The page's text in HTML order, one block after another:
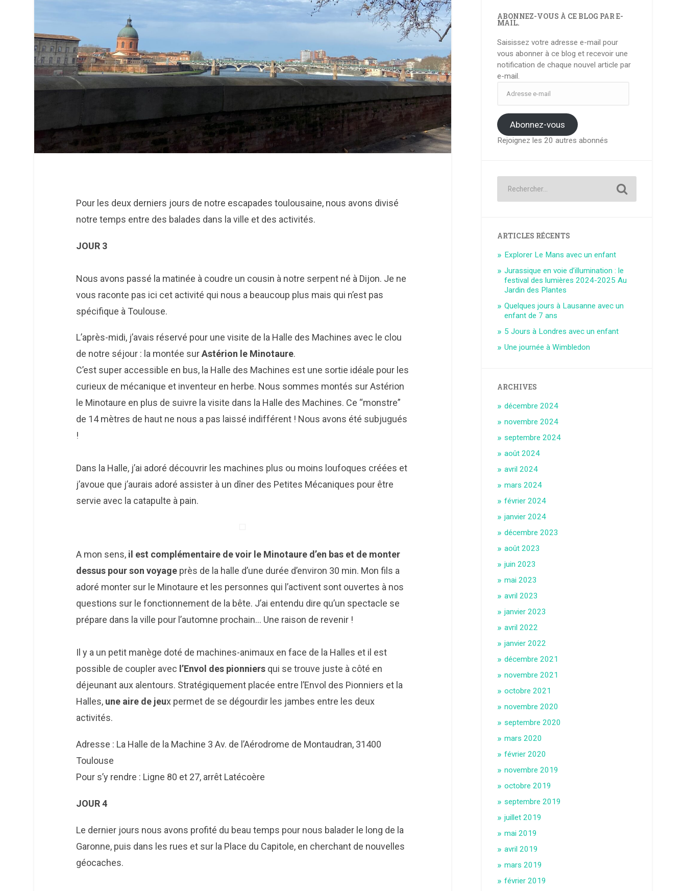
Pour les deux derniers jours de notre escapades toulousaine, nous avons divisé
notre temps entre des balades dans la ville et des activités.
JOUR 3
Nous avons passé la matinée à coudre un cousin à notre serpent né à Dijon. Je ne
vous raconte pas ici cet activité qui nous a beaucoup plus mais qui n’est pas
spécifique à Toulouse.
L’après-midi, j’avais réservé pour une visite de la Halle des Machines avec le clou
de notre séjour : la montée surAstérion le Minotaure.
C’est super accessible en bus, la Halle des Machines est une sortie idéale pour les
curieux de mécanique et inventeur en herbe. Nous sommes montés sur Astérion
le Minotaure en plus de suivre la visite dans la Halle des Machines. Ce “monstre”
de 14 mètres de haut ne nous a pas laissé indifférent ! Nous avons été subjugués
!
Dans la Halle, j’ai adoré découvrir les machines plus ou moins loufoques créées et
j’avoue que j’aurais adoré assister à un dîner des Petites Mécaniques pour être
servie avec la catapulte à pain.
A mon sens, il est complémentaire de voir le Minotaure d’en bas et de monter
dessus pour son voyageprès de la halle d’une durée d’environ 30 min. Mon fils a
adoré monter sur le Minotaure et les personnes qui l’activent sont ouvertes à nos
questions sur le fonctionnement de la bête. J’ai entendu dire qu’un spectacle se
prépare dans la ville pour l’automne prochain… Une raison de revenir !
Il y a un petit manège doté de machines-animaux en face de la Halles et il est
possible de coupler avec l’Envol des pionniers qui se trouve juste à côté en
déjeunant aux alentours. Stratégiquement placée entre l’Envol des Pionniers et la
Halles, une aire de jeux permet de se dégourdir les jambes entre les deux
activités.
Adresse : La Halle de la Machine 3 Av. de l’Aérodrome de Montaudran, 31400
Toulouse
Pour s’y rendre : Ligne 80 et 27, arrêt Latécoère
JOUR 4
Le dernier jours nous avons profité du beau temps pour nous balader le long de la
Garonne, puis dans les rues et sur la Place du Capitole, en cherchant de nouvelles
géocaches.
ABONNEZ-VOUS À CE BLOG PAR E-
MAIL.
Saisissez votre adresse e-mail pour
vous abonner à ce blog et recevoir une
notification de chaque nouvel article par
e-mail.
Abonnez-vous
Rejoignez les 20 autres abonnés
ARTICLES RÉCENTS
Explorer Le Mans avec un enfant
Jurassique en voie d’illumination : le
festival des lumières 2024-2025 Au
Jardin des Plantes
Quelques jours à Lausanne avec un
enfant de 7 ans
5 Jours à Londres avec un enfant
Une journée à Wimbledon
ARCHIVES
décembre 2024
novembre 2024
septembre 2024
août 2024
avril 2024
mars 2024
février 2024
janvier 2024
décembre 2023
août 2023
juin 2023
mai 2023
avril 2023
janvier 2023
avril 2022
janvier 2022
décembre 2021
novembre 2021
octobre 2021
novembre 2020
septembre 2020
mars 2020
février 2020
novembre 2019
octobre 2019
septembre 2019
juillet 2019
mai 2019
avril 2019
mars 2019
février 2019